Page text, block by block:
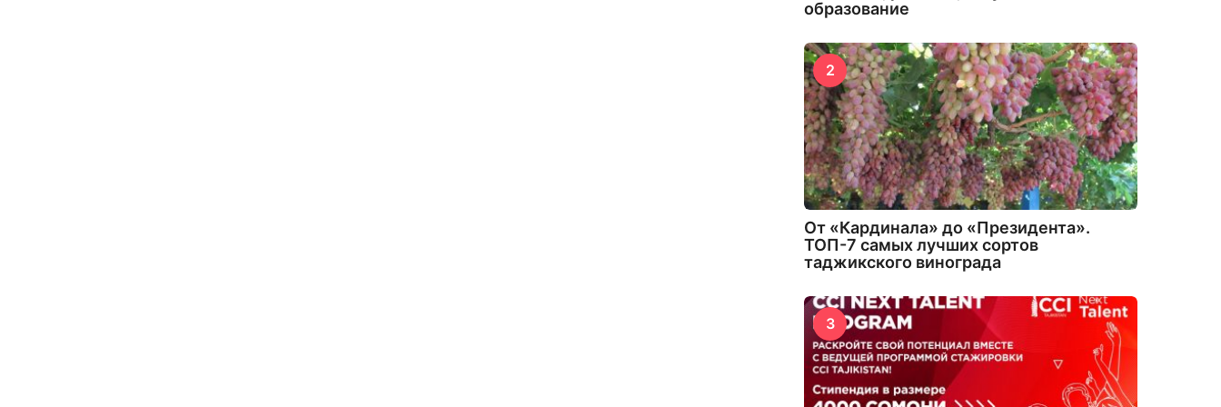
образование
2
От «Кардинала» до «Президента».
ТОП-7 самых лучших сортов
таджикского винограда
3